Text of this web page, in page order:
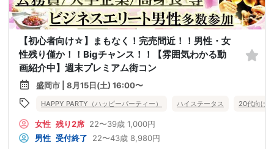
【初心者向け☆】まもなく！完売間近！！男性・女
性残り僅か！！Bigチャンス！！【雰囲気わかる動
画紹介中】週末プレミアム街コン
盛岡市 | 8月15日(土) 16:00〜
HAPPY PARTY（ハッピーパーティー） ハイステータス 20代向け
女性 残り2席 22〜39歳 1,000円
男性 受付終了 22〜43歳 8,980円